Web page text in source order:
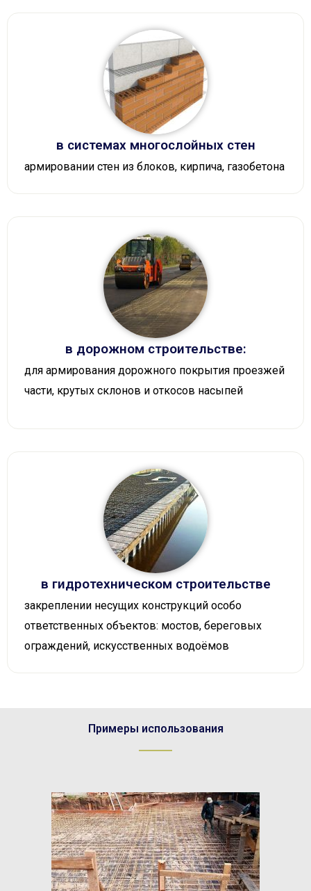
в системах многослойных стен
армировании стен из блоков, кирпича, газобетона
в дорожном строительстве:
для армирования дорожного покрытия проезжей
части, крутых склонов и откосов насыпей
в гидротехническом строительстве
закреплении несущих конструкций особо
ответственных объектов: мостов, береговых
ограждений, искусственных водоёмов
Примеры использования